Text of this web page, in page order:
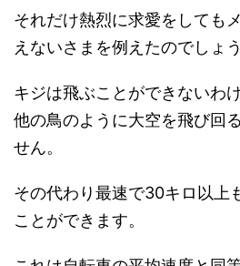
それだけ熱烈に求愛をしても
えないさまを例えたのでしょう
キジは飛ぶことができないわ
他の鳥のように大空を飛び回
せん。
その代わり最速で30キロ以上
ことができます。